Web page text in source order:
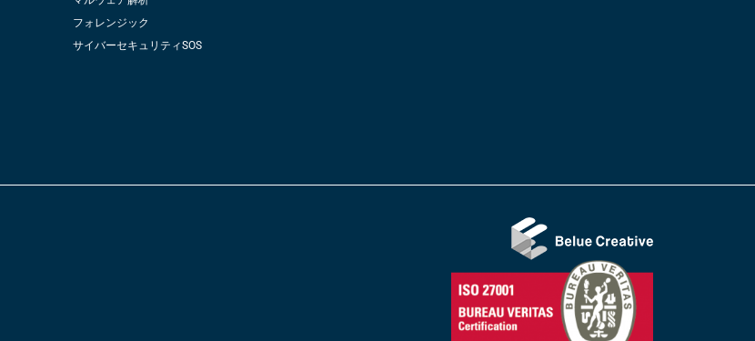
フォレンジック
サイバーセキュリティSOS